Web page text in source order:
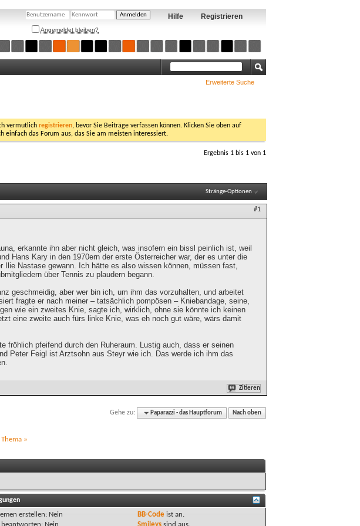
Registrieren
Hilfe
Angemeldet bleiben?
Erweiterte Suche
vermutlich registrieren, bevor Sie Beiträge verfassen können. Klicken Sie oben auf
einfach das Forum aus, das Sie am meisten interessiert.
Ergebnis 1 bis 1 von 1
Stränge-Optionen
#1
erkannte ihn aber nicht gleich, was insofern ein bissl peinlich ist, weil
Hans Kary in den 1970ern der erste Österreicher war, der es unter die
Nastase gewann. Ich hätte es also wissen können, müssen fast,
über Tennis zu plaudern begann.
geschmeidig, aber wer bin ich, um ihm das vorzuhalten, und arbeitet
fragte er nach meiner – tatsächlich pompösen – Kniebandage, seine,
wie ein zweites Knie, sagte ich, wirklich, ohne sie könnte ich keinen
eine zweite auch fürs linke Knie, was eh noch gut wäre, wärs damit
fröhlich pfeifend durch den Ruheraum. Lustig auch, dass er seinen
Peter Feigl ist Arztsohn aus Steyr wie ich. Das werde ich ihm das
Zitieren
Gehe zu: Paparazzi - das Hauptforum Nach oben
Thema »
erstellen: Nein
BB-Codeist an.